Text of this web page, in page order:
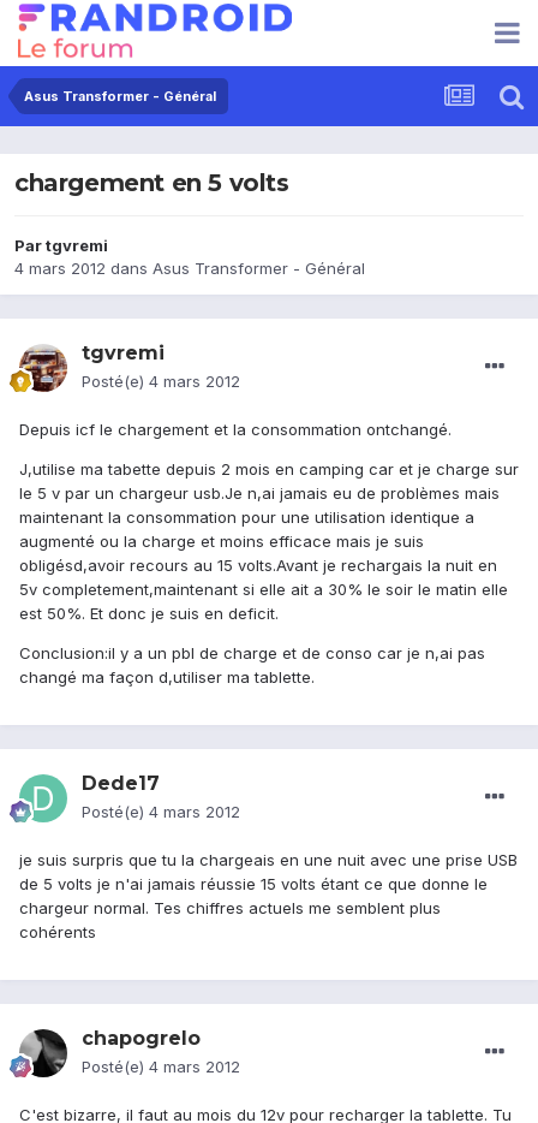
Asus Transformer - Général
chargement en 5 volts
Partgvremi
4 mars 2012 dans Asus Transformer - Général
tgvremi
Posté(e) 4 mars 2012
Depuis icf le chargement et la consommation ontchangé.
J,utilise ma tabette depuis 2 mois en camping car et je charge sur
le 5 v par un chargeur usb.Je n,ai jamais eu de problèmes mais
maintenant la consommation pour une utilisation identique a
augmenté ou la charge et moins efficace mais je suis
obligésd,avoir recours au 15 volts.Avant je rechargais la nuit en
5v completement,maintenant si elle ait a 30% le soir le matin elle
est 50%. Et donc je suis en deficit.
Conclusion:il y a un pbl de charge et de conso car je n,ai pas
changé ma façon d,utiliser ma tablette.
Dede17
Posté(e) 4 mars 2012
je suis surpris que tu la chargeais en une nuit avec une prise USB
de 5 volts je n'ai jamais réussie 15 volts étant ce que donne le
chargeur normal. Tes chiffres actuels me semblent plus
cohérents
chapogrelo
Posté(e) 4 mars 2012
C'est bizarre, il faut au mois du 12v pour recharger la tablette. Tu